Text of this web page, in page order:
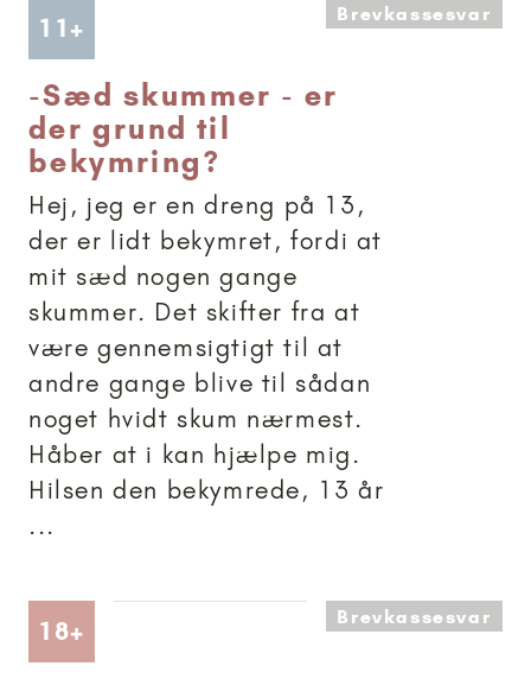
11+ Artikler anbefalet til 11+Brevkassesvar
-Sæd skummer - er
der grund til
bekymring?
Hej, jeg er en dreng på 13,
der er lidt bekymret, fordi at
mit sæd nogen gange
skummer. Det skifter fra at
være gennemsigtigt til at
andre gange blive til sådan
noget hvidt skum nærmest.
Håber at i kan hjælpe mig.
Hilsen den bekymrede, 13 år
...
18+ Artikler anbefalet til 18+Brevkassesvar